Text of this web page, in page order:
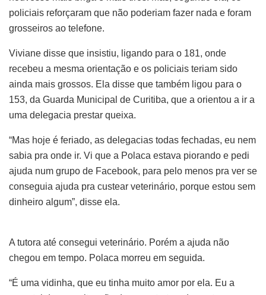
policiais reforçaram que não poderiam fazer nada e foram
grosseiros ao telefone.
Viviane disse que insistiu, ligando para o 181, onde
recebeu a mesma orientação e os policiais teriam sido
ainda mais grossos. Ela disse que também ligou para o
153, da Guarda Municipal de Curitiba, que a orientou a ir a
uma delegacia prestar queixa.
“Mas hoje é feriado, as delegacias todas fechadas, eu nem
sabia pra onde ir. Vi que a Polaca estava piorando e pedi
ajuda num grupo de Facebook, para pelo menos pra ver se
conseguia ajuda pra custear veterinário, porque estou sem
dinheiro algum”, disse ela.
A tutora até consegui veterinário. Porém a ajuda não
chegou em tempo. Polaca morreu em seguida.
“É uma vidinha, que eu tinha muito amor por ela. Eu a